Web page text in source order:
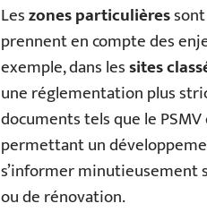
Leszones particulières
prennent en compte des
exemple, dans lessites
une réglementation plus
documents tels que le
permettant un
s’informer minutieusement
ou de rénovation.